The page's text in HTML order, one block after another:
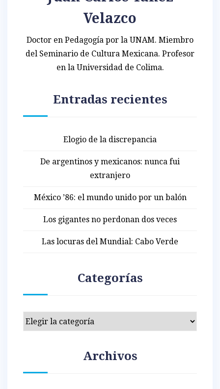
Velazco
Doctor en Pedagogía por la UNAM. Miembro
del Seminario de Cultura Mexicana. Profesor
en la Universidad de Colima.
Entradas recientes
Elogio de la discrepancia
De argentinos y mexicanos: nunca fui
extranjero
México ’86: el mundo unido por un balón
Los gigantes no perdonan dos veces
Las locuras del Mundial: Cabo Verde
Categorías
Categorías
Archivos